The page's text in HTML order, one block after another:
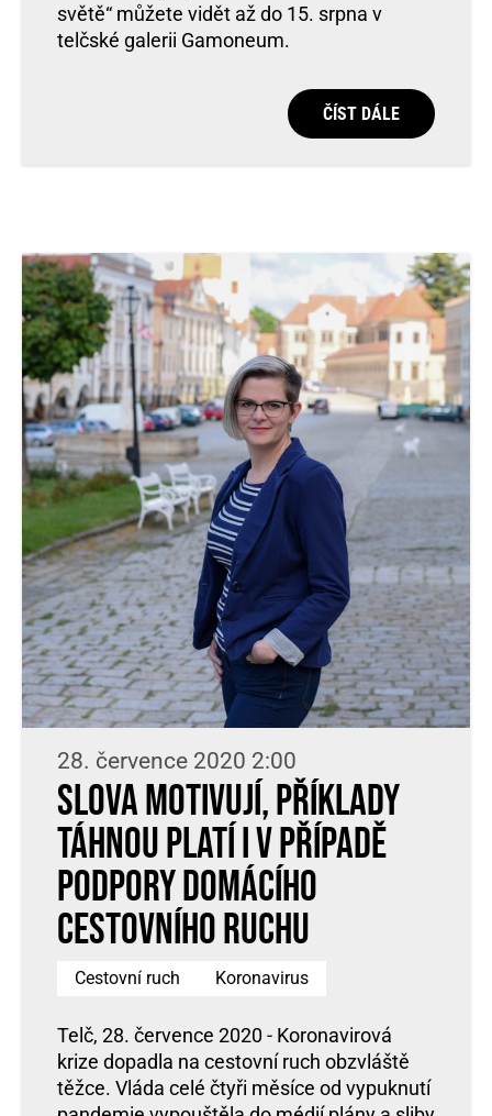
světě“ můžete vidět až do 15. srpna v
telčské galerii Gamoneum.
ČÍST DÁLE
28. července 2020 2:00
Slova motivují, příklady
táhnou platí i v případě
podpory domácího
cestovního ruchu
Cestovní ruch Koronavirus
Telč, 28. července 2020 - Koronavirová
krize dopadla na cestovní ruch obzvláště
těžce. Vláda celé čtyři měsíce od vypuknutí